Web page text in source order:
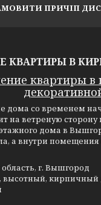
ПРИЧІП
КВАРТИРЫ В
квартиры
со временем
на ветреную
дома в
а внутри
г. Вышгород
высотный, кирпичный